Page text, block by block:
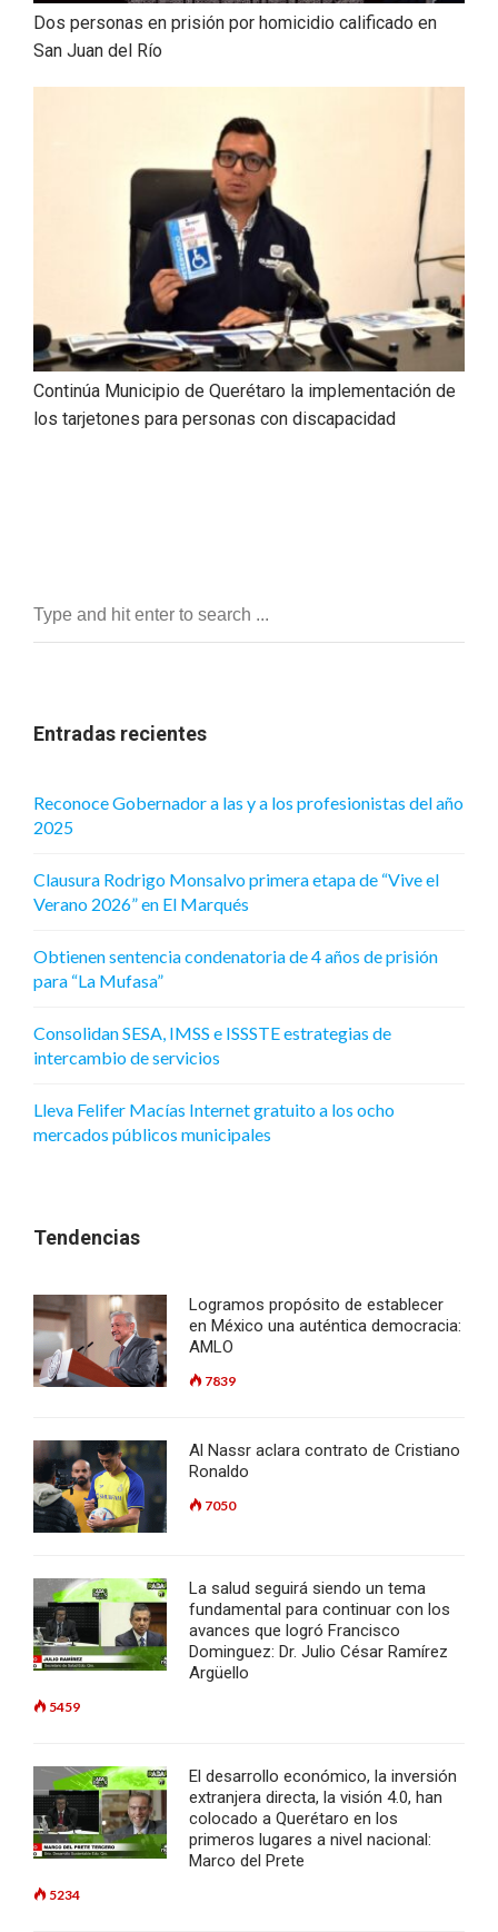
Dos personas en prisión por homicidio calificado en
San Juan del Río
Continúa Municipio de Querétaro la implementación de
los tarjetones para personas con discapacidad
Entradas recientes
Reconoce Gobernador a las y a los profesionistas del año
2025
Clausura Rodrigo Monsalvo primera etapa de “Vive el
Verano 2026” en El Marqués
Obtienen sentencia condenatoria de 4 años de prisión
para “La Mufasa”
Consolidan SESA, IMSS e ISSSTE estrategias de
intercambio de servicios
Lleva Felifer Macías Internet gratuito a los ocho
mercados públicos municipales
Tendencias
Logramos propósito de establecer
en México una auténtica democracia:
AMLO
7839
Al Nassr aclara contrato de Cristiano
Ronaldo
7050
La salud seguirá siendo un tema
fundamental para continuar con los
avances que logró Francisco
Dominguez: Dr. Julio César Ramírez
Argüello
5459
El desarrollo económico, la inversión
extranjera directa, la visión 4.0, han
colocado a Querétaro en los
primeros lugares a nivel nacional:
Marco del Prete
5234